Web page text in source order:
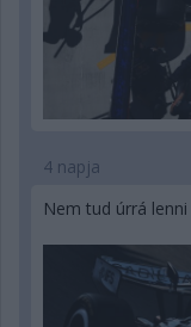
4 napja
Nem tud úrrá